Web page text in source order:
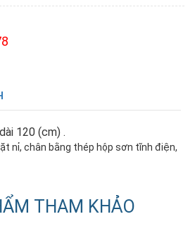
120 (cm) .
nỉ, chân bằng thép hộp sơn tĩnh điện,
THAM KHẢO